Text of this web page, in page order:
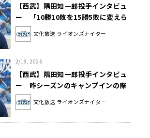
【西武】隅田知一郎投手インタビュ
ー 「10勝10敗を15勝5敗に変えら
れるように」
文化放送 ライオンズナイター
2/19, 2026
【西武】隅田知一郎投手インタビュ
ー 昨シーズンのキャンプインの際
に気を付けたこととは？
文化放送 ライオンズナイター